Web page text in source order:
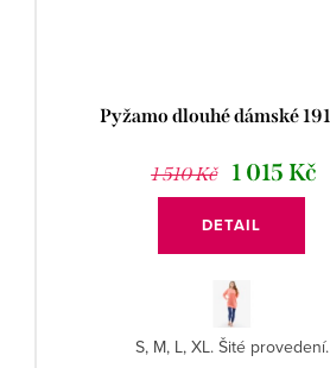
Pyžamo dlouhé dámské
1 510 Kč 1 015 Kč
DETAIL
S, M, L, XL. Šité provedení.